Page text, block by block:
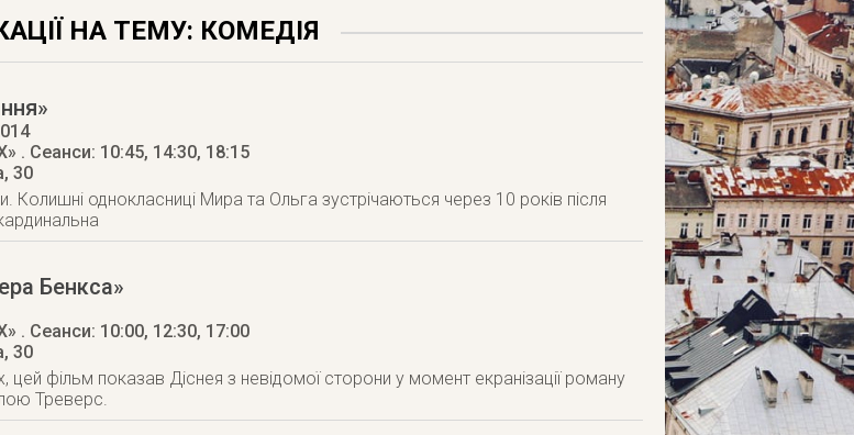
НА ТЕМУ: КОМЕДІЯ
. Сеанси: 10:45, 14:30, 18:15
30
Колишні однокласниці Мира та Ольга зустрічаються через 10 років після
Бенкса»
. Сеанси: 10:00, 12:30, 17:00
30
цей фільм показав Діснея з невідомої сторони у момент екранізації роману
Треверс.